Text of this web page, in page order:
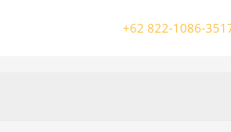
+62 822-1086-